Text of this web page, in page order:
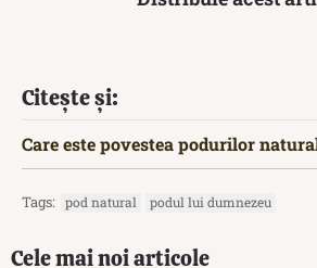
Citește și:
Care este povestea podurilor
Tags: pod natural podul lui dumnezeu
Cele mai noi articole